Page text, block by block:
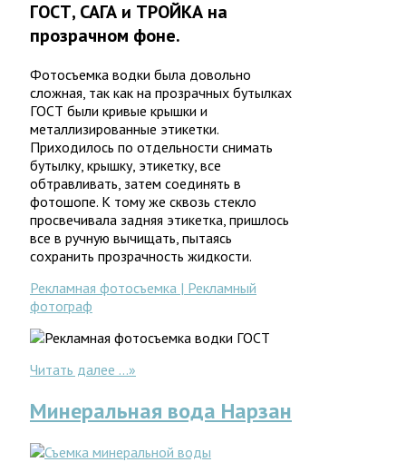
ГОСТ, САГА и ТРОЙКА на
прозрачном фоне.
Фотосъемка водки была довольно
сложная, так как на прозрачных бутылках
ГОСТ были кривые крышки и
металлизированные этикетки.
Приходилось по отдельности снимать
бутылку, крышку, этикетку, все
обтравливать, затем соединять в
фотошопе. К тому же сквозь стекло
просвечивала задняя этикетка, пришлось
все в ручную вычищать, пытаясь
сохранить прозрачность жидкости.
Рекламная фотосъемка | Рекламный
фотограф
Читать далее ...»
Минеральная вода Нарзан